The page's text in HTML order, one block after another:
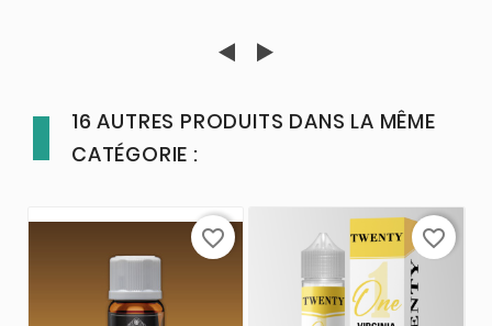
16 AUTRES PRODUITS DANS LA MÊME
CATÉGORIE :
favorite_border favorite_border